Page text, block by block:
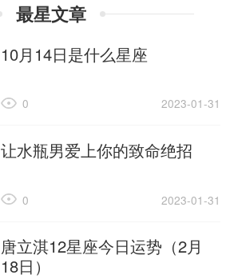
最星文章
10月14日是什么星座
2023-01-31
0
让水瓶男爱上你的致命绝招
2023-01-31
0
唐立淇12星座今日运势（2月
18日）